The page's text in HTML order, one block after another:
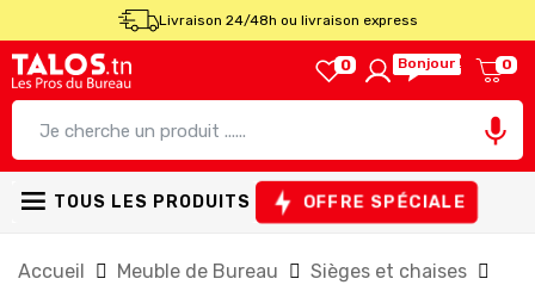
Livraison 24/48h ou livraison express
0 Bonjour ! 0

TOUS LES PRODUITS OFFRE SPÉCIALE
Accueil Meuble de Bureau
Sièges et chaises